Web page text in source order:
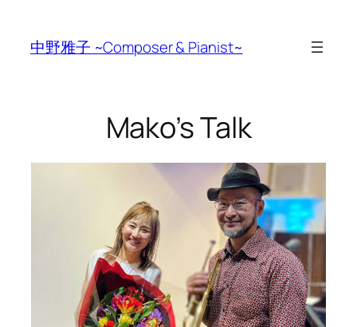
content
中野雅子 ~Composer & Pianist~
Mako’s Talk